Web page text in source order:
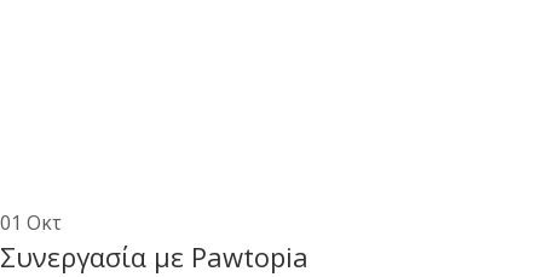
01 Οκτ
Συνεργασία με Pawtopia